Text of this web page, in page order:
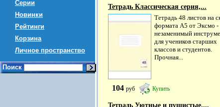
Серии
Новинки
Рейтинги
Корзина
Личное пространство
Поиск
Тетрадь Классическая серия,...
Тетрадь 48 листов на
формата А5 от Эксмо -
незаменимый
для учеников старших
классов и студентов.
Прочная...
104 руб Купить
Тетрадь Уютные и пушистые,...